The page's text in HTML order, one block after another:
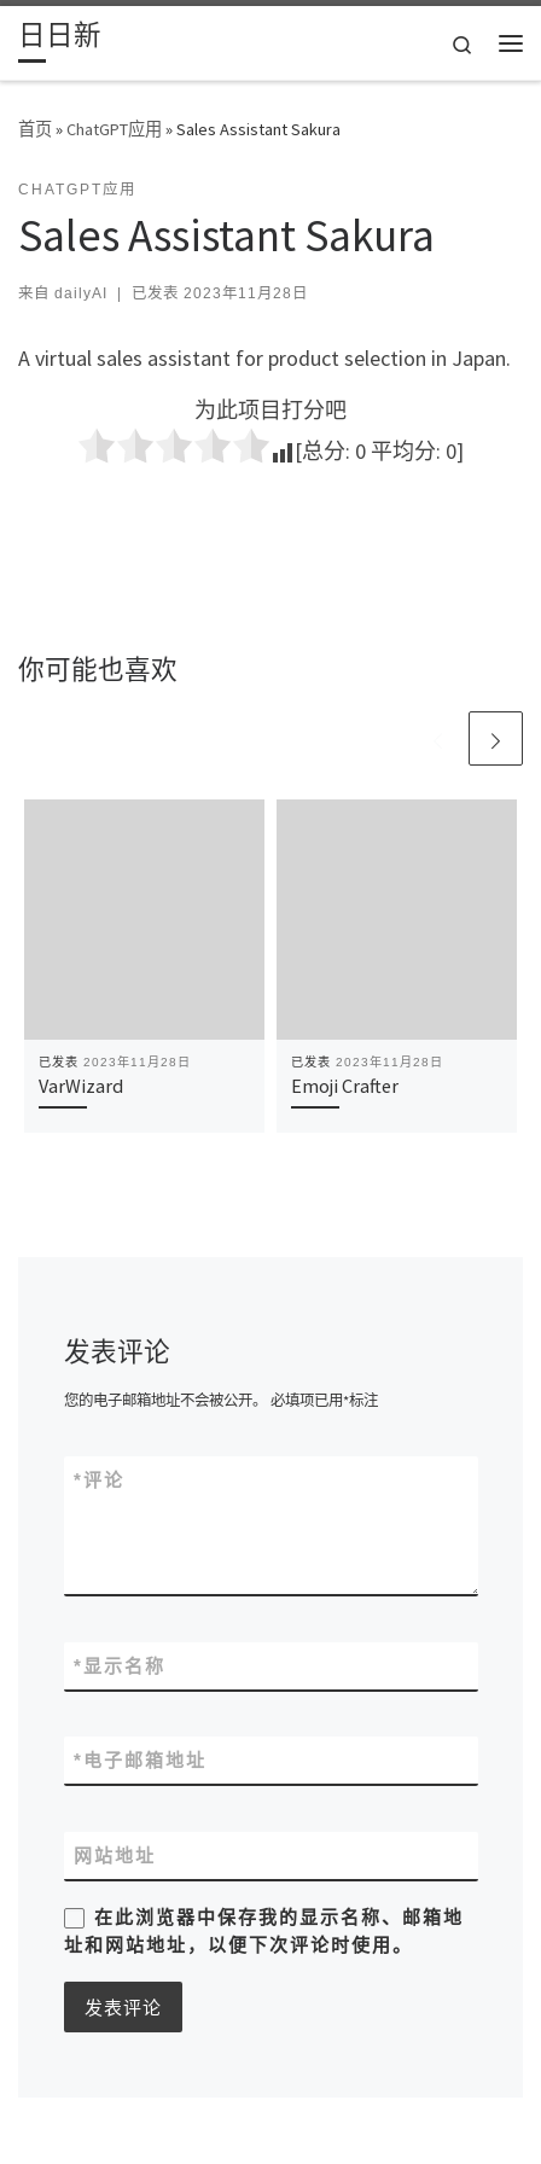
Skip to content
日日新
Search
首页»ChatGPT应用 »Sales Assistant Sakura
CHATGPT应用
Sales Assistant Sakura
来自 dailyAI | 已发表 2023年11月28日
A virtual sales assistant for product selection in Japan.
为此项目打分吧
[总分: 0 平均分: 0]
你可能也喜欢
已发表 2023年11月28日
VarWizard
已发表 2023年11月28日
Emoji Crafter
发表评论
您的电子邮箱地址不会被公开。 必填项已用*标注
评论
*
显示名称
*
电子邮箱地址
*
网站地址
在此浏览器中保存我的显示名称、邮箱地
址和网站地址，以便下次评论时使用。